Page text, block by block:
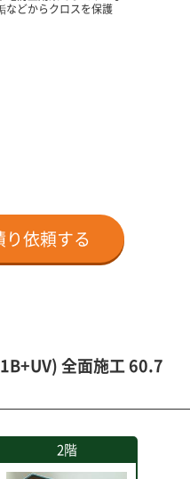
などからクロスを保護
り依頼する
全面施工 60.7
2階